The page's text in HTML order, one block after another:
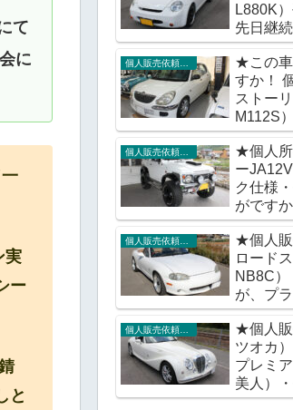
て
に
実
ー
と
L880K
先日継
したが
ざいま
★この車
すか！ 個人所有車 ダイハツ
ストー
M112S
かがで
★個人所
ー
ク仕様
がですか
★個人販
ロード
NB8C
が、プ
ました
てご検
です。
★個人販売
ツオカ
プレミ
美人）
がです